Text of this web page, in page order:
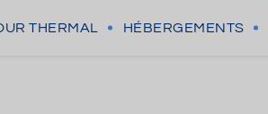
THERMAL HÉBERGEMENTS